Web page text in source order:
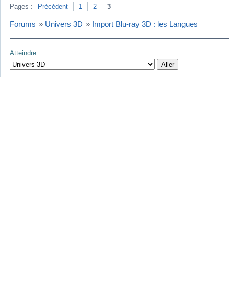
Pages : Précédent 1 2 3
Forums » Univers 3D » Import Blu-ray 3D : les Langues
Atteindre